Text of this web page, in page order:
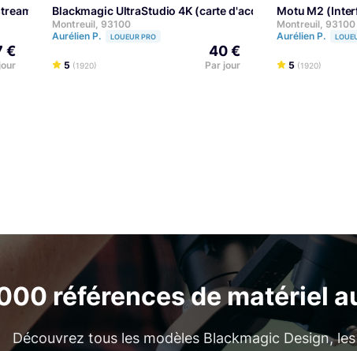
EXPERT
€
Blackmagic UltraStudio 4K (carte d'acquisition vidéo, Key
Montreuil, 93100
Aurélien P.
LOUEUR PRO
5 (1920)
40 €
Par jour
Motu M2
Montreuil, 93100
Aurélien P.
5 (1920)
références de matériel
Découvrez tous les modèles Blackmagic Design,